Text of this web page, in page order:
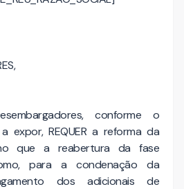
conforme o
expor, REQUER a reforma da
que a reabertura da fase
para a condenação da
dos adicionais de